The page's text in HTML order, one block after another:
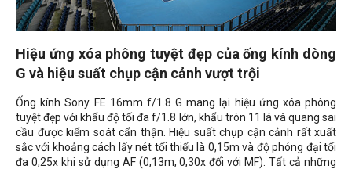
Hiệu ứng xóa phông tuyệt đẹp của ống kính dòng
G và hiệu suất chụp cận cảnh vượt trội
Ống kính Sony FE 16mm f/1.8 G mang lại hiệu ứng xóa phông
tuyệt đẹp với khẩu độ tối đa f/1.8 lớn, khẩu tròn 11 lá và quang sai
cầu được kiểm soát cẩn thận. Hiệu suất chụp cận cảnh rất xuất
sắc với khoảng cách lấy nét tối thiểu là 0,15m và độ phóng đại tối
đa 0,25x khi sử dụng AF (0,13m, 0,30x đối với MF). Tất cả những